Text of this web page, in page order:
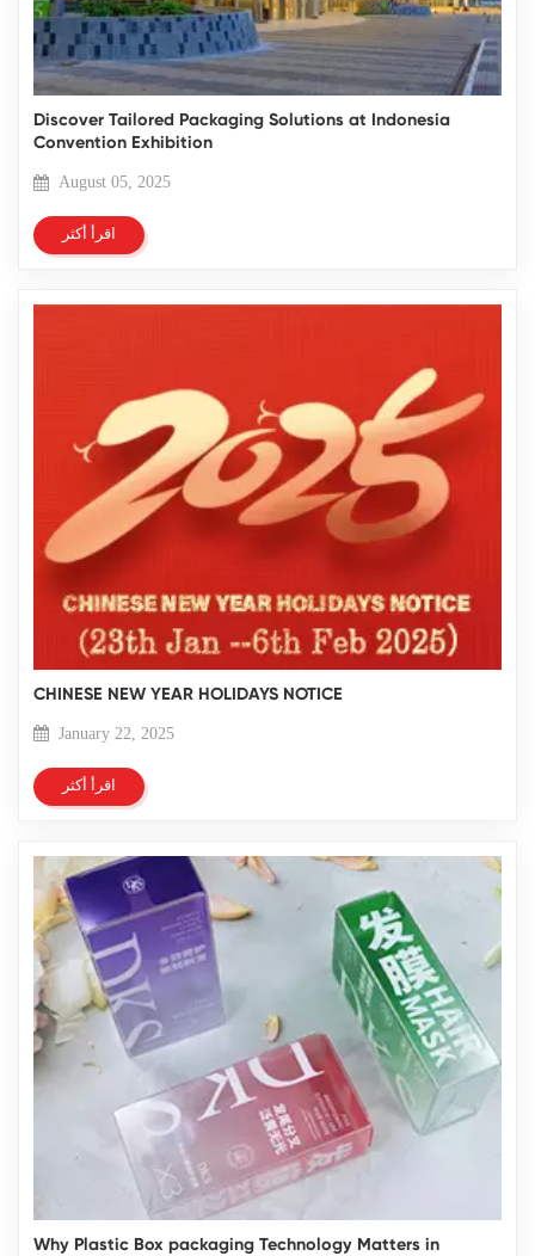
Discover Tailored Packaging Solutions at Indonesia
Convention Exhibition
August 05, 2025
اقرأ أكثر
CHINESE NEW YEAR HOLIDAYS NOTICE
January 22, 2025
اقرأ أكثر
Why Plastic Box packaging Technology Matters in